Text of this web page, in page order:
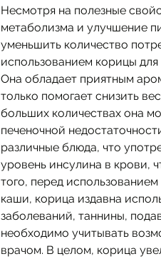
Несмотря на полезные
метаболизма и улучшение
уменьшить количество
использованием корицы
Она обладает приятным
только помогает снизить
больших количествах она
печеночной
различные блюда, что
уровень инсулина в крови,
того, перед
каши, корица издавна
заболеваний, таннины,
необходимо учитывать
врачом. В целом, корица